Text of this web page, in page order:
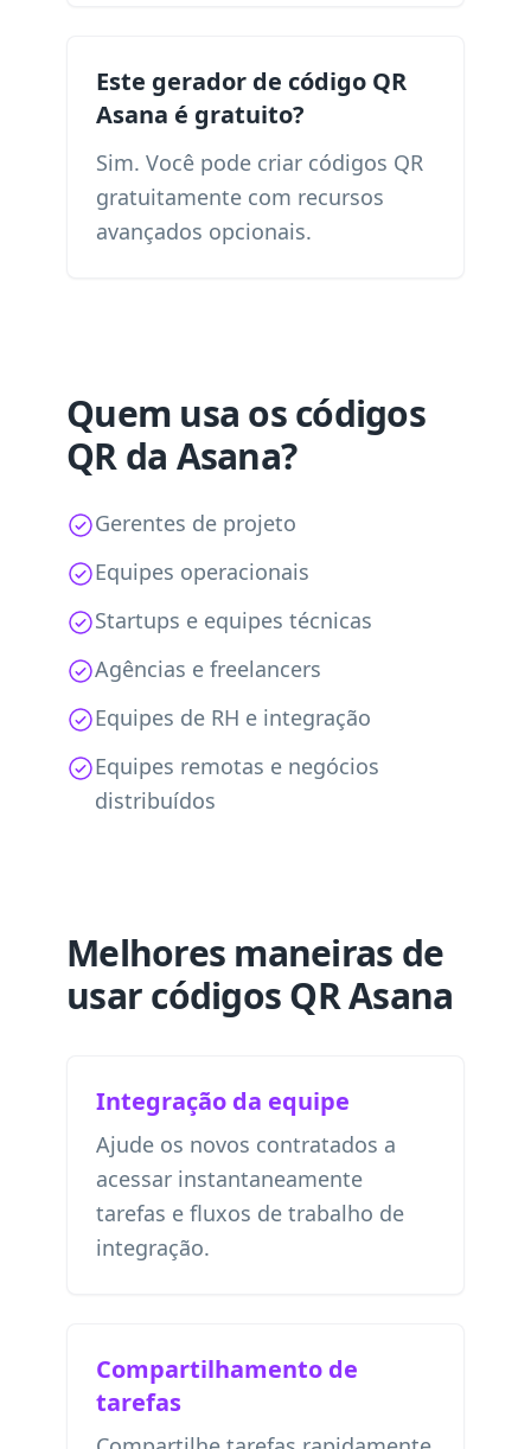
Este gerador de código QR
Asana é gratuito?
Sim. Você pode criar códigos QR
gratuitamente com recursos
avançados opcionais.
Quem usa os códigos
QR da Asana?
Gerentes de projeto
Equipes operacionais
Startups e equipes técnicas
Agências e freelancers
Equipes de RH e integração
Equipes remotas e negócios
distribuídos
Melhores maneiras de
usar códigos QR Asana
Integração da equipe
Ajude os novos contratados a
acessar instantaneamente
tarefas e fluxos de trabalho de
integração.
Compartilhamento de
tarefas